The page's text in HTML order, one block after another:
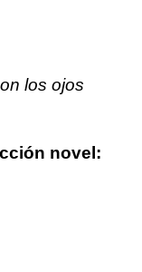
los ojos
novel: